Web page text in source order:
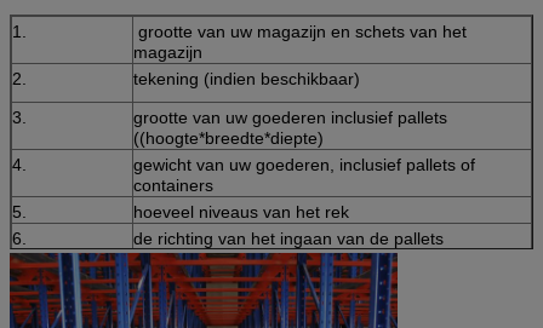
12000
Opmerking: Deze maat is alleen onze standaard. Verschillende
verschillende laadgewicht en niveaus zijn aanvaardbaar.
1.
grootte van uw magazijn en schets van het
magazijn
2.
tekening (indien beschikbaar)
3.
grootte van uw goederen inclusief pallets
((hoogte*breedte*diepte)
4.
gewicht van uw goederen, inclusief pallets of
containers
5.
hoeveel niveaus van het rek
6.
de richting van het ingaan van de pallets
7.
(RAL) kleur die je wilt